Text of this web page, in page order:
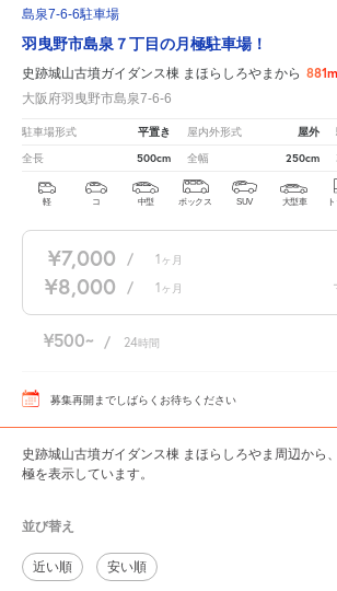
島泉7-6-6駐車場
羽曳野市島泉７丁目の月極駐車場！
史跡城山古墳ガイダンス棟 まほらしろやまから 881m
大阪府羽曳野市島泉7-6-6
駐車場形式 平置き 屋内外形式 屋外
全長 500cm 全幅 250cm
軽 コ 中型 ボックス SUV 大型車
¥7,000 / 1 ヶ月
¥8,000 / 1 ヶ月
¥500 / 24時間
募集再開までしばらくお待ちください
史跡城山古墳ガイダンス棟 まほらしろやま周辺から
極を表示しています。
並び替え
近い順 安い順